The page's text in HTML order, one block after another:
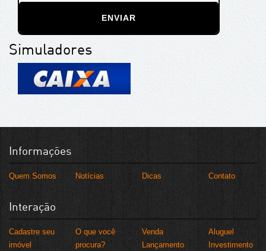
ENVIAR
Simuladores
Informações
Quem Somos Notícias Dicas Contato
Interação
Cadastre seu
imóvel
O que você
procura?
Venda
Aluguel
Lançamento
Investimento